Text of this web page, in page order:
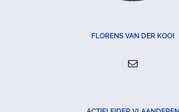
FLORENS VAN DER KOOI